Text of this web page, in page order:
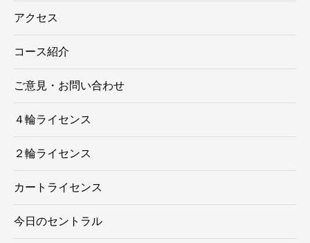
アクセス
コース紹介
ご意見・お問い合わせ
４輪ライセンス
２輪ライセンス
カートライセンス
今日のセントラル